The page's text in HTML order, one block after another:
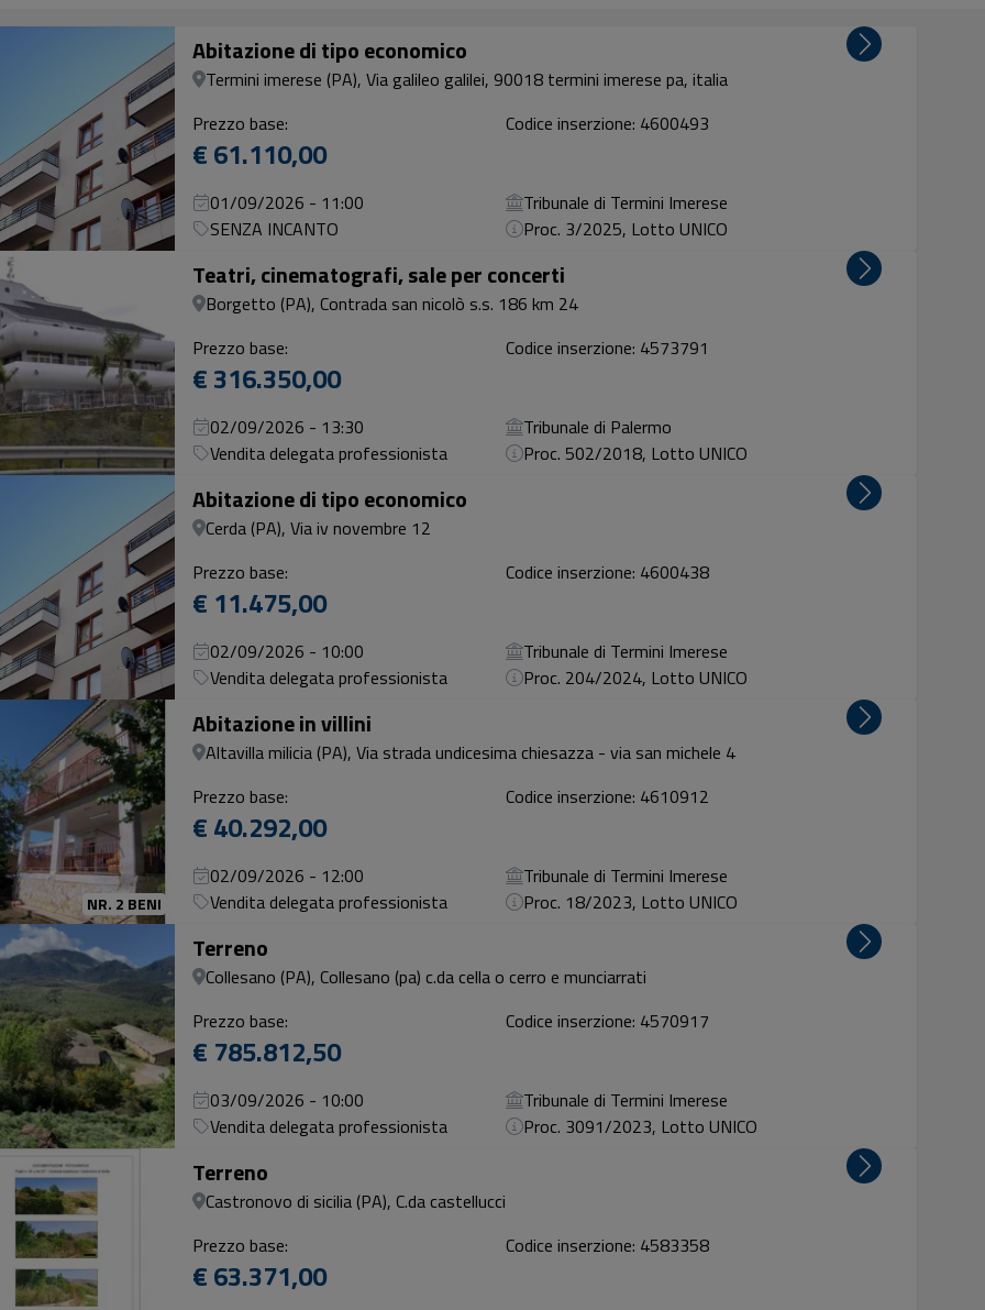
Abitazione di tipo economico
Termini imerese (PA), Via galileo galilei, 90018 termini imerese pa, italia
Prezzo base:
€ 61.110,00
Codice inserzione: 4600493
01/09/2026 - 11:00
Tribunale di Termini Imerese
SENZA INCANTO
Proc. 3/2025, Lotto UNICO
Teatri, cinematografi, sale per concerti
Borgetto (PA), Contrada san nicolò s.s. 186 km 24
Prezzo base:
€ 316.350,00
Codice inserzione: 4573791
02/09/2026 - 13:30
Tribunale di Palermo
Vendita delegata professionista
Proc. 502/2018, Lotto UNICO
Abitazione di tipo economico
Cerda (PA), Via iv novembre 12
Prezzo base:
€ 11.475,00
Codice inserzione: 4600438
02/09/2026 - 10:00
Tribunale di Termini Imerese
Vendita delegata professionista
Proc. 204/2024, Lotto UNICO
NR. 2 BENI
Abitazione in villini
Altavilla milicia (PA), Via strada undicesima chiesazza - via san michele 4
Prezzo base:
€ 40.292,00
Codice inserzione: 4610912
02/09/2026 - 12:00
Tribunale di Termini Imerese
Vendita delegata professionista
Proc. 18/2023, Lotto UNICO
Terreno
Collesano (PA), Collesano (pa) c.da cella o cerro e munciarrati
Prezzo base:
€ 785.812,50
Codice inserzione: 4570917
03/09/2026 - 10:00
Tribunale di Termini Imerese
Vendita delegata professionista
Proc. 3091/2023, Lotto UNICO
Terreno
Castronovo di sicilia (PA), C.da castellucci
Prezzo base:
€ 63.371,00
Codice inserzione: 4583358